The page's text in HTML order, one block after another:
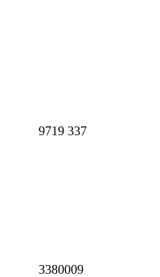
9719 337
3380009